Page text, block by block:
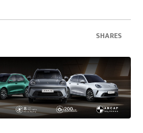
SHARES